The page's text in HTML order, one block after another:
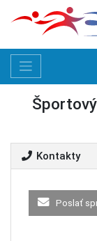
Kontakty
Poslať